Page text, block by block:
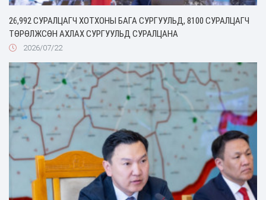
26,992 СУРАЛЦАГЧ ХОТХОНЫ БАГА СУРГУУЛЬД, 8100 СУРАЛЦАГЧ
ТӨРӨЛЖСӨН АХЛАХ СУРГУУЛЬД СУРАЛЦАНА
2026/07/22